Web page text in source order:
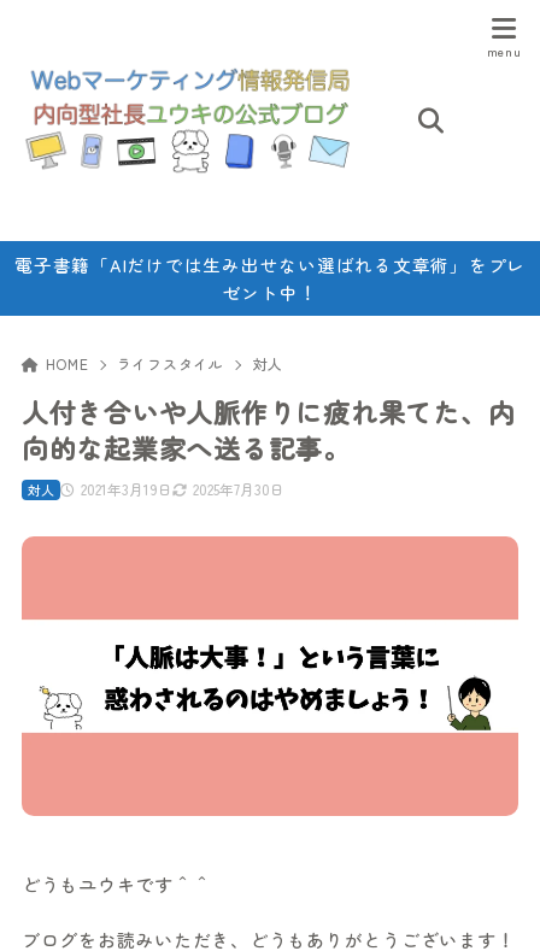
電子書籍「AIだけでは生み出せない選ばれる文章術」をプレ
ゼント中！
HOME ライフスタイル 対人
人付き合いや人脈作りに疲れ果てた、内
向的な起業家へ送る記事。
2021年3月19日 2025年7月30日
対人
どうもユウキです＾＾
ブログをお読みいただき、どうもありがとうございます！